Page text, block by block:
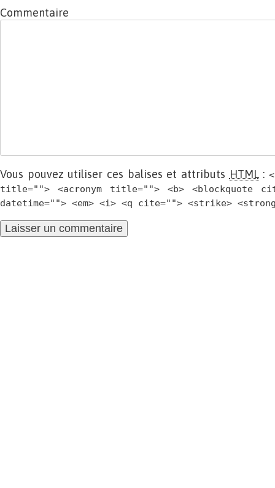
Commentaire
Vous pouvez utiliser ces balises et attributs HTML:
title=""> <acronym title=""> <b> <blockquote
datetime=""> <em> <i> <q cite=""> <strike>